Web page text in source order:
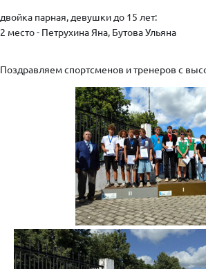
двойка парная, девушки до 15 лет:
2 место - Петрухина Яна, Бутова Ульяна
Поздравляем спортсменов и тренеров с